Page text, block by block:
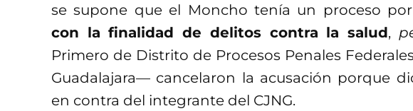
se supone que el Moncho tenía un proceso por
con la finalidad de delitos contra la salud,
Primero de Distrito de Procesos Penales
Guadalajara— cancelaron la acusación porque
en contra del integrante del CJNG.